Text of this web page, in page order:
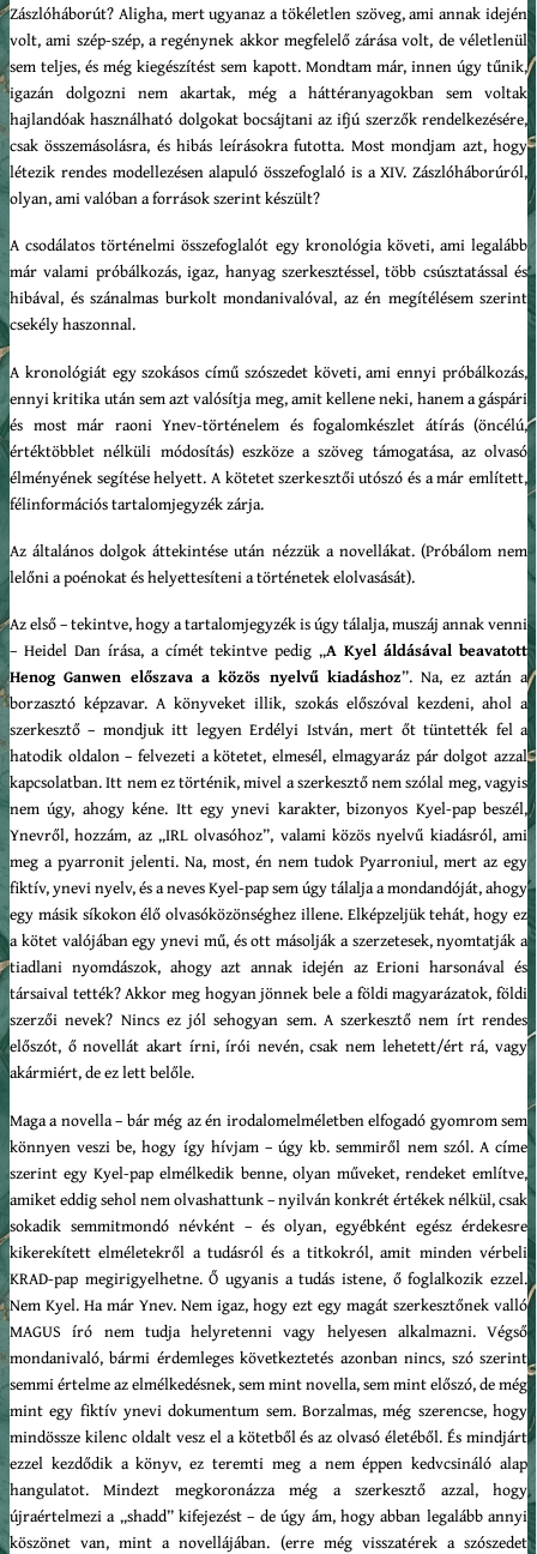
Zászlóháborút? Aligha, mert ugyanaz a tökéletlen szöveg, ami annak idején
volt, ami szép-szép, a regénynek akkor megfelelő zárása volt, de véletlenül
sem teljes, és még kiegészítést sem kapott. Mondtam már, innen úgy tűnik,
igazán dolgozni nem akartak, még a háttéranyagokban sem voltak
hajlandóak használható dolgokat bocsájtani az ifjú szerzők rendelkezésére,
csak összemásolásra, és hibás leírásokra futotta. Most mondjam azt, hogy
létezik rendes modellezésen alapuló összefoglaló is a XIV. Zászlóháborúról,
olyan, ami valóban a források szerint készült?
A csodálatos történelmi összefoglalót egy kronológia követi, ami legalább
már valami próbálkozás, igaz, hanyag szerkesztéssel, több csúsztatással és
hibával, és szánalmas burkolt mondanivalóval, az én megítélésem szerint
csekély haszonnal.
A kronológiát egy szokásos című szószedet követi, ami ennyi próbálkozás,
ennyi kritika után sem azt valósítja meg, amit kellene neki, hanem a gáspári
és most már raoni Ynev-történelem és fogalomkészlet átírás (öncélú,
értéktöbblet nélküli módosítás) eszköze a szöveg támogatása, az olvasó
élményének segítése helyett. A kötetet szerkesztői utószó és a már említett,
félinformációs tartalomjegyzék zárja.
Az általános dolgok áttekintése után nézzük a novellákat. (Próbálom nem
lelőni a poénokat és helyettesíteni a történetek elolvasását).
Az első – tekintve, hogy a tartalomjegyzék is úgy tálalja, muszáj annak venni
– Heidel Dan írása, a címét tekintve pedig „A Kyel áldásával beavatott
Henog Ganwen előszava a közös nyelvű kiadáshoz”. Na, ez aztán a
borzasztó képzavar. A könyveket illik, szokás előszóval kezdeni, ahol a
szerkesztő – mondjuk itt legyen Erdélyi István, mert őt tüntették fel a
hatodik oldalon – felvezeti a kötetet, elmesél, elmagyaráz pár dolgot azzal
kapcsolatban. Itt nem ez történik, mivel a szerkesztő nem szólal meg, vagyis
nem úgy, ahogy kéne. Itt egy ynevi karakter, bizonyos Kyel-pap beszél,
Ynevről, hozzám, az „IRL olvasóhoz”, valami közös nyelvű kiadásról, ami
meg a pyarronit jelenti. Na, most, én nem tudok Pyarroniul, mert az egy
fiktív, ynevi nyelv, és a neves Kyel-pap sem úgy tálalja a mondandóját, ahogy
egy másik síkokon élő olvasóközönséghez illene. Elképzeljük tehát, hogy ez
a kötet valójában egy ynevi mű, és ott másolják a szerzetesek, nyomtatják a
tiadlani nyomdászok, ahogy azt annak idején az Erioni harsonával és
társaival tették? Akkor meg hogyan jönnek bele a földi magyarázatok, földi
szerzői nevek? Nincs ez jól sehogyan sem. A szerkesztő nem írt rendes
előszót, ő novellát akart írni, írói nevén, csak nem lehetett/ért rá, vagy
akármiért, de ez lett belőle.
Maga a novella – bár még az én irodalomelméletben elfogadó gyomrom sem
könnyen veszi be, hogy így hívjam – úgy kb. semmiről nem szól. A címe
szerint egy Kyel-pap elmélkedik benne, olyan műveket, rendeket említve,
amiket eddig sehol nem olvashattunk – nyilván konkrét értékek nélkül, csak
sokadik semmitmondó névként – és olyan, egyébként egész érdekesre
kikerekített elméletekről a tudásról és a titkokról, amit minden vérbeli
KRAD-pap megirigyelhetne. Ő ugyanis a tudás istene, ő foglalkozik ezzel.
Nem Kyel. Ha már Ynev. Nem igaz, hogy ezt egy magát szerkesztőnek valló
MAGUS író nem tudja helyretenni vagy helyesen alkalmazni. Végső
mondanivaló, bármi érdemleges következtetés azonban nincs, szó szerint
semmi értelme az elmélkedésnek, sem mint novella, sem mint előszó, de még
mint egy fiktív ynevi dokumentum sem. Borzalmas, még szerencse, hogy
mindössze kilenc oldalt vesz el a kötetből és az olvasó életéből. És mindjárt
ezzel kezdődik a könyv, ez teremti meg a nem éppen kedvcsináló alap
hangulatot. Mindezt megkoronázza még a szerkesztő azzal, hogy
újraértelmezi a „shadd” kifejezést – de úgy ám, hogy abban legalább annyi
köszönet van, mint a novellájában. (erre még visszatérek a szószedet